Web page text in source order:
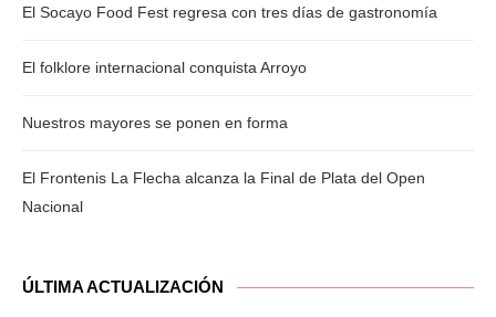
El Socayo Food Fest regresa con tres días de gastronomía
El folklore internacional conquista Arroyo
Nuestros mayores se ponen en forma
El Frontenis La Flecha alcanza la Final de Plata del Open
Nacional
ÚLTIMA ACTUALIZACIÓN